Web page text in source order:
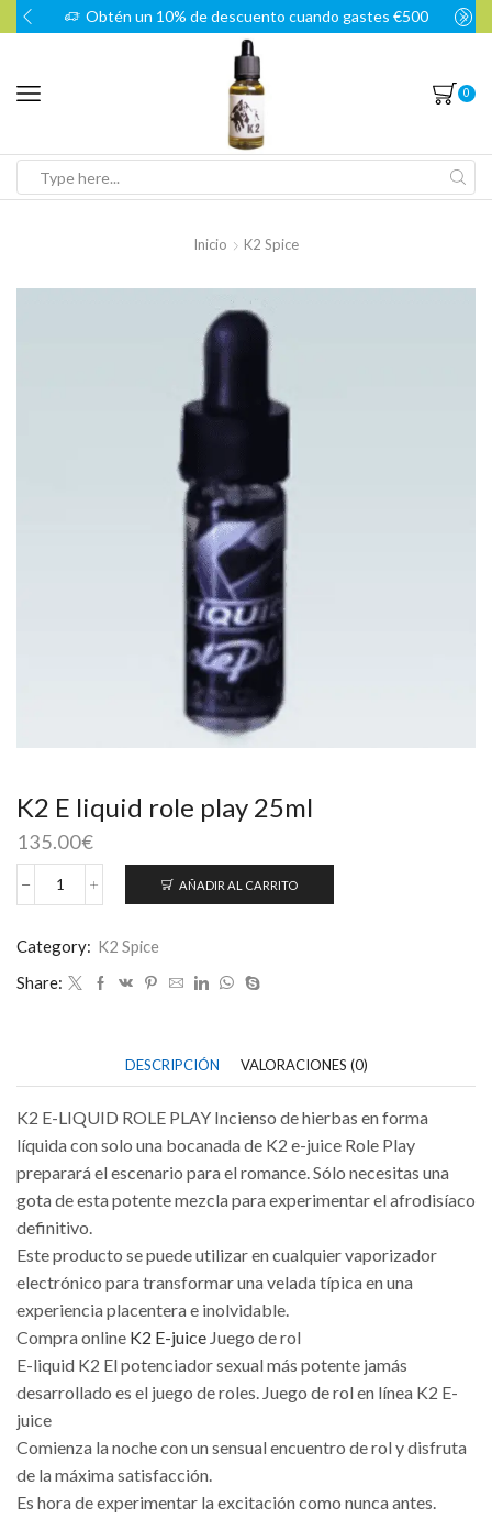
Obtén un 10% de descuento cuando gastes €500
0
Inicio K2 Spice
K2 E liquid role play 25ml
135.00€
K2
role
play
AÑADIR AL CARRITO
Category: K2 Spice
Share:
DESCRIPCIÓN VALORACIONES (0)
K2 E-LIQUID ROLE PLAY Incienso de hierbas en forma
líquida con solo una bocanada de K2 e-juice Role Play
preparará el escenario para el romance. Sólo necesitas una
gota de esta potente mezcla para experimentar el afrodisíaco
definitivo.
Este producto se puede utilizar en cualquier vaporizador
electrónico para transformar una velada típica en una
experiencia placentera e inolvidable.
Compra online K2 E-juice Juego de rol
E-liquid K2 El potenciador sexual más potente jamás
desarrollado es el juego de roles. Juego de rol en línea K2 E-
juice
Comienza la noche con un sensual encuentro de rol y disfruta
de la máxima satisfacción.
Es hora de experimentar la excitación como nunca antes.